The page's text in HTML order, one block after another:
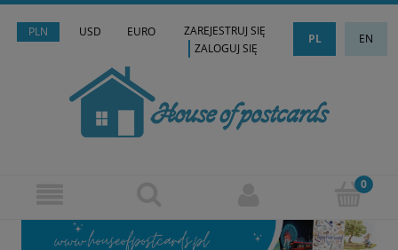
PLN USD EURO PL EN
ZAREJESTRUJ SIĘ
ZALOGUJ SIĘ